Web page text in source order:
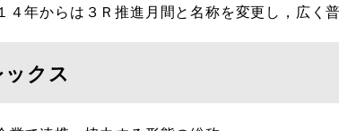
４年からは３Ｒ推進月間と名称を変更し，広く
クス